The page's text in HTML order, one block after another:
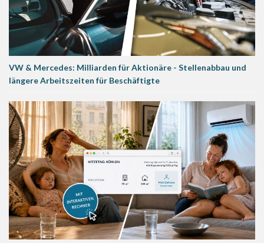
VW & Mercedes: Milliarden für Aktionäre - Stellenabbau und
längere Arbeitszeiten für Beschäftigte